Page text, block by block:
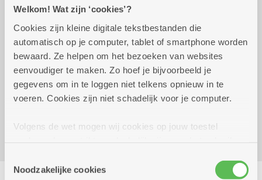
Welkom! Wat zijn ‘cookies’?
Cookies zijn kleine digitale tekstbestanden die
automatisch op je computer, tablet of smartphone worden
bewaard. Ze helpen om het bezoeken van websites
eenvoudiger te maken. Zo hoef je bijvoorbeeld je
gegevens om in te loggen niet telkens opnieuw in te
voeren. Cookies zijn niet schadelijk voor je computer.
Volgens de wet mogen wij cookies op jouw toestel
cookies hebben we jouw toestemming nodig. Sommige
Noodzakelijke cookies
zaterdag 1 augustus
2026
15.00 uur tot 17.00
uur
Gratis
Woonzorgcentrum Hof De Beuken
2180 Ekeren
Delen